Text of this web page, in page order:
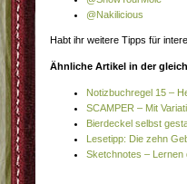
@Nakilicious
Habt ihr weitere Tipps für
Ähnliche Artikel in der
Notizbuchregel 15 –
SCAMPER – Mit
Bierdeckel selbst
Lesetipp: Die zehn
Sketchnotes – Lernen